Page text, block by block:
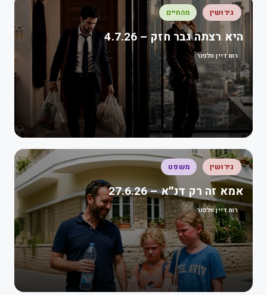
גירושין מהחיים
היא רצתה גבר חזק – 4.7.26
רות דיין וולפנר
גירושין משפט
אמא זה רק דנ״א – 27.6.26
רות דיין וולפנר